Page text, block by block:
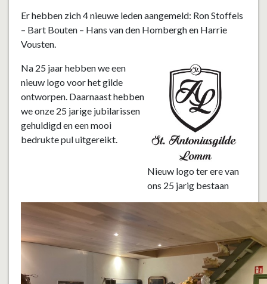
Er hebben zich 4 nieuwe leden aangemeld: Ron Stoffels
– Bart Bouten – Hans van den Hombergh en Harrie
Vousten.
Nieuw logo ter ere van
ons 25 jarig bestaan
Na 25 jaar hebben we een
nieuw logo voor het gilde
ontworpen. Daarnaast hebben
we onze 25 jarige jubilarissen
gehuldigd en een mooi
bedrukte pul uitgereikt.